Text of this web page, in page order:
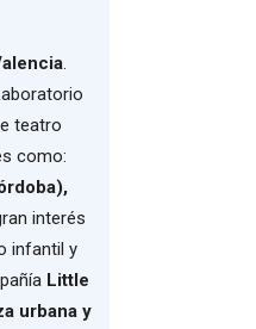
.
teatro
como:
interés
infantil y
Little
urbana y